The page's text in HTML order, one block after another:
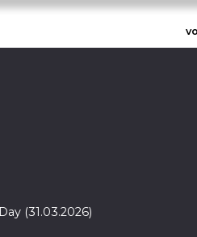
(31.03.2026)